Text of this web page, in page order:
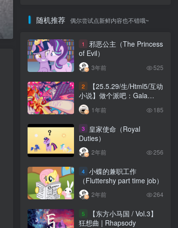
随机推荐 偶尔尝试点新鲜内容也不错哦~
1
邪恶公主（The Princess
of Evil）
3年前 525
2
【25.5.29/生/Html5/互动
小说】做个派吧：Gala
Making a Pie:Gala
1年前 185
3
皇家使命（Royal
Duties）
2年前 256
4 小蝶的兼职工作
（Fluttershy part time job）
2年前 264
5
【东方小马国 / Vol.3】
狂想曲 | Rhapsody